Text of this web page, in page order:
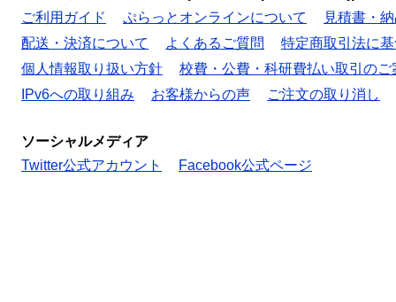
ご利用ガイド
ぷらっとオンラインについて
見積書・
配送・決済について
よくあるご質問
特定商取引法に
個人情報取り扱い方針
校費・公費・科研費払い取引のご
IPv6への取り組み
お客様からの声 ご注文の取り消し
ソーシャルメディア
Twitter公式アカウント
Facebook公式ページ